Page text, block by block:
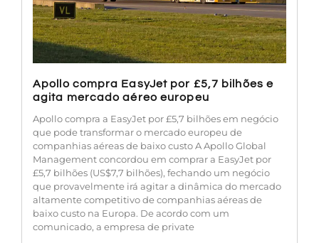
Apollo compra EasyJet por £5,7 bilhões e
agita mercado aéreo europeu
Apollo compra a EasyJet por £5,7 bilhões em negócio
que pode transformar o mercado europeu de
companhias aéreas de baixo custo A Apollo Global
Management concordou em comprar a EasyJet por
£5,7 bilhões (US$7,7 bilhões), fechando um negócio
que provavelmente irá agitar a dinâmica do mercado
altamente competitivo de companhias aéreas de
baixo custo na Europa. De acordo com um
comunicado, a empresa de private